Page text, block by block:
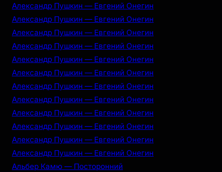
Александр Пушкин — Евгений Онегин
Александр Пушкин — Евгений Онегин
Александр Пушкин — Евгений Онегин
Александр Пушкин — Евгений Онегин
Александр Пушкин — Евгений Онегин
Александр Пушкин — Евгений Онегин
Александр Пушкин — Евгений Онегин
Александр Пушкин — Евгений Онегин
Александр Пушкин — Евгений Онегин
Александр Пушкин — Евгений Онегин
Александр Пушкин — Евгений Онегин
Александр Пушкин — Евгений Онегин
Альбер Камю — Посторонний